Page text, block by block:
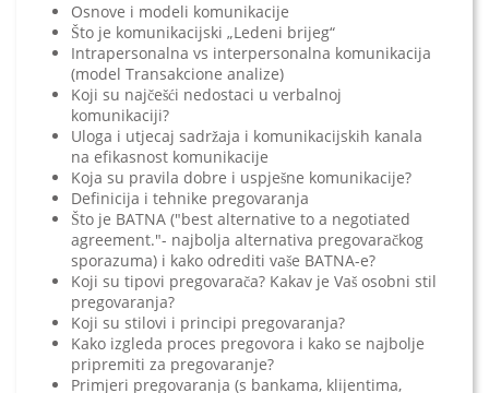
Osnove i modeli komunikacije
Što je komunikacijski „Ledeni brijeg“
Intrapersonalna vs interpersonalna komunikacija
(model Transakcione analize)
Koji su najčešći nedostaci u verbalnoj
komunikaciji?
Uloga i utjecaj sadržaja i komunikacijskih kanala
na efikasnost komunikacije
Koja su pravila dobre i uspješne komunikacije?
Definicija i tehnike pregovaranja
Što je BATNA ("best alternative to a negotiated
agreement."- najbolja alternativa pregovaračkog
sporazuma) i kako odrediti vaše BATNA-e?
Koji su tipovi pregovarača? Kakav je Vaš osobni stil
pregovaranja?
Koji su stilovi i principi pregovaranja?
Kako izgleda proces pregovora i kako se najbolje
pripremiti za pregovaranje?
Primjeri pregovaranja (s bankama, klijentima,